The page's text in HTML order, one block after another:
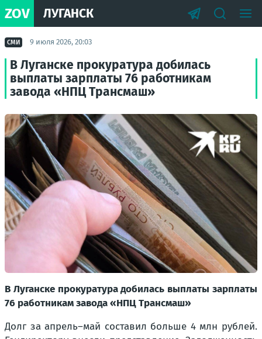
ZOV ЛУГАНСК
СМИ 9 июля 2026, 20:03
В Луганске прокуратура добилась
выплаты зарплаты 76 работникам
завода «НПЦ Трансмаш»
В Луганске прокуратура добилась выплаты зарплаты
76 работникам завода «НПЦ Трансмаш»
Долг за апрель–май составил больше 4 млн рублей.